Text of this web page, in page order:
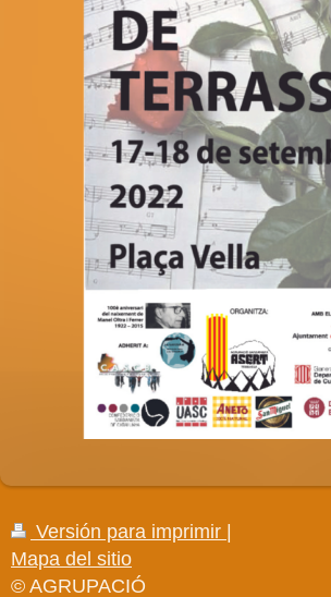
Versión para imprimir
Mapa del sitio
© AGRUPACIÓ